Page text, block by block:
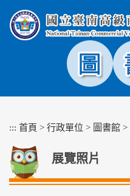
塊
::: 首頁 > 行政單位 > 圖書館 >
展覽照片